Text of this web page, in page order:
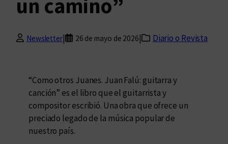
un camino”
Newsletter| 26 de mayo de 2026| Diario o Revista
“Como otros Juanes. Juan Falú: guitarra y
canción” es el libro que el guitarrista y
compositor escribió. Una obra que ofrece un
preciado legado de la música popular de
nuestro país.